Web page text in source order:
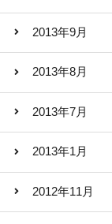
2013年9月
2013年8月
2013年7月
2013年1月
2012年11月